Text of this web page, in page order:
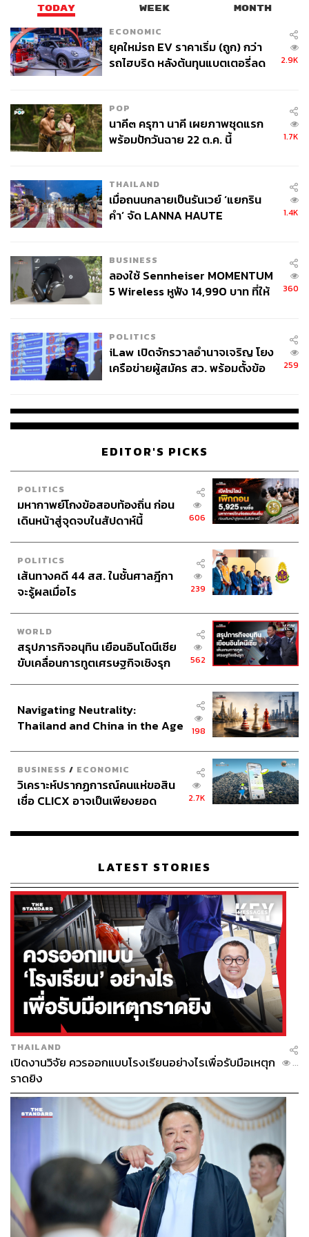
TODAY WEEK MONTH
ECONOMIC
ยุคใหม่รถ EV ราคาเริ่ม (ถูก) กว่า
รถไฮบริด หลังต้นทุนแบตเตอรี่ลด
2.9K
POP
นาคี๓ ครุฑา นาคี เผยภาพชุดแรก
พร้อมปักวันฉาย 22 ต.ค. นี้
1.7K
THAILAND
เมื่อถนนกลายเป็นรันเวย์ ‘แยกริน
คำ’ จัด LANNA HAUTE
1.4K
BUSINESS
ลองใช้ Sennheiser MOMENTUM
5 Wireless หูฟัง 14,990 บาท ที่ให้
360
POLITICS
iLaw เปิดจักรวาลอำนาจเจริญ โยง
เครือข่ายผู้สมัคร สว. พร้อมตั้งข้อ
259
EDITOR'S PICKS
POLITICS
มหากาพย์โกงข้อสอบท้องถิ่น ก่อน
เดินหน้าสู่จุดจบในสัปดาห์นี้
606
POLITICS
เส้นทางคดี 44 สส. ในชั้นศาลฎีกา
จะรู้ผลเมื่อไร
239
WORLD
สรุปภารกิจอนุทิน เยือนอินโดนีเซีย
ขับเคลื่อนการทูตเศรษฐกิจเชิงรุก
562
Navigating Neutrality:
Thailand and China in the Age
198
BUSINESS / ECONOMIC
วิเคราะห์ปรากฏการณ์คนแห่ขอสิน
เชื่อ CLICX อาจเป็นเพียงยอด
เรือนไทยที่ถูกซุกไว้
2.7K
LATEST STORIES
THAILAND
เปิดงานวิจัย ควรออกแบบโรงเรียนอย่างไรเพื่อรับมือเหตุก
ราดยิง
...